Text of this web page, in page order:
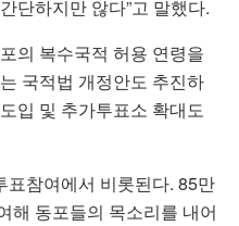
단하지만 않다”고 말했다.
의 복수국적 허용 연령을
국적법 개정안도 추진하
입 및 추가투표소 확대도
참여에서 비롯된다. 85만
해 동포들의 목소리를 내어